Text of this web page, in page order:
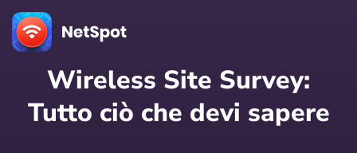
Wireless Site Survey:
Tutto ciò che devi sapere